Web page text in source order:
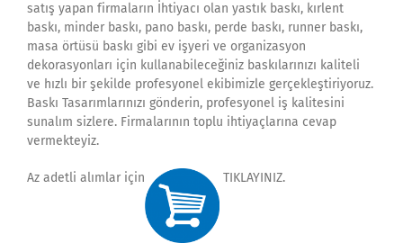
satış yapan firmaların İhtiyacı olan yastık baskı, kırlent
baskı, minder baskı, pano baskı, perde baskı, runner baskı,
masa örtüsü baskı gibi ev işyeri ve organizasyon
dekorasyonları için kullanabileceğiniz baskılarınızı kaliteli
ve hızlı bir şekilde profesyonel ekibimizle gerçekleştiriyoruz.
Baskı Tasarımlarınızı gönderin, profesyonel iş kalitesini
sunalım sizlere. Firmalarının toplu ihtiyaçlarına cevap
vermekteyiz.
Az adetli alımlar için TIKLAYINIZ.